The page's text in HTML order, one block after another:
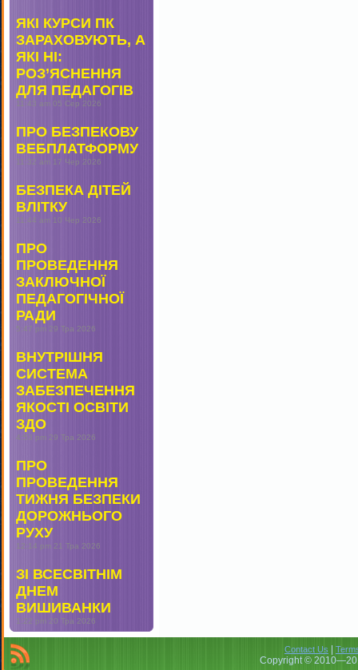
ЯКІ КУРСИ ПК
ЗАРАХОВУЮТЬ, А
ЯКІ НІ:
РОЗ’ЯСНЕННЯ
ДЛЯ ПЕДАГОГІВ
11:43 am 05 Сер 2026
ПРО БЕЗПЕКОВУ
ВЕБПЛАТФОРМУ
11:32 am 17 Чер 2026
БЕЗПЕКА ДІТЕЙ
ВЛІТКУ
11:44 am 10 Чер 2026
ПРО
ПРОВЕДЕННЯ
ЗАКЛЮЧНОЇ
ПЕДАГОГІЧНОЇ
РАДИ
5:47 pm 29 Тра 2026
ВНУТРІШНЯ
СИСТЕМА
ЗАБЕЗПЕЧЕННЯ
ЯКОСТІ ОСВІТИ
ЗДО
4:53 pm 29 Тра 2026
ПРО
ПРОВЕДЕННЯ
ТИЖНЯ БЕЗПЕКИ
ДОРОЖНЬОГО
РУХУ
12:14 pm 21 Тра 2026
ЗІ ВСЕСВІТНІМ
ДНЕМ
ВИШИВАНКИ
1:22 pm 20 Тра 2026
Contact Us
Copyright ©